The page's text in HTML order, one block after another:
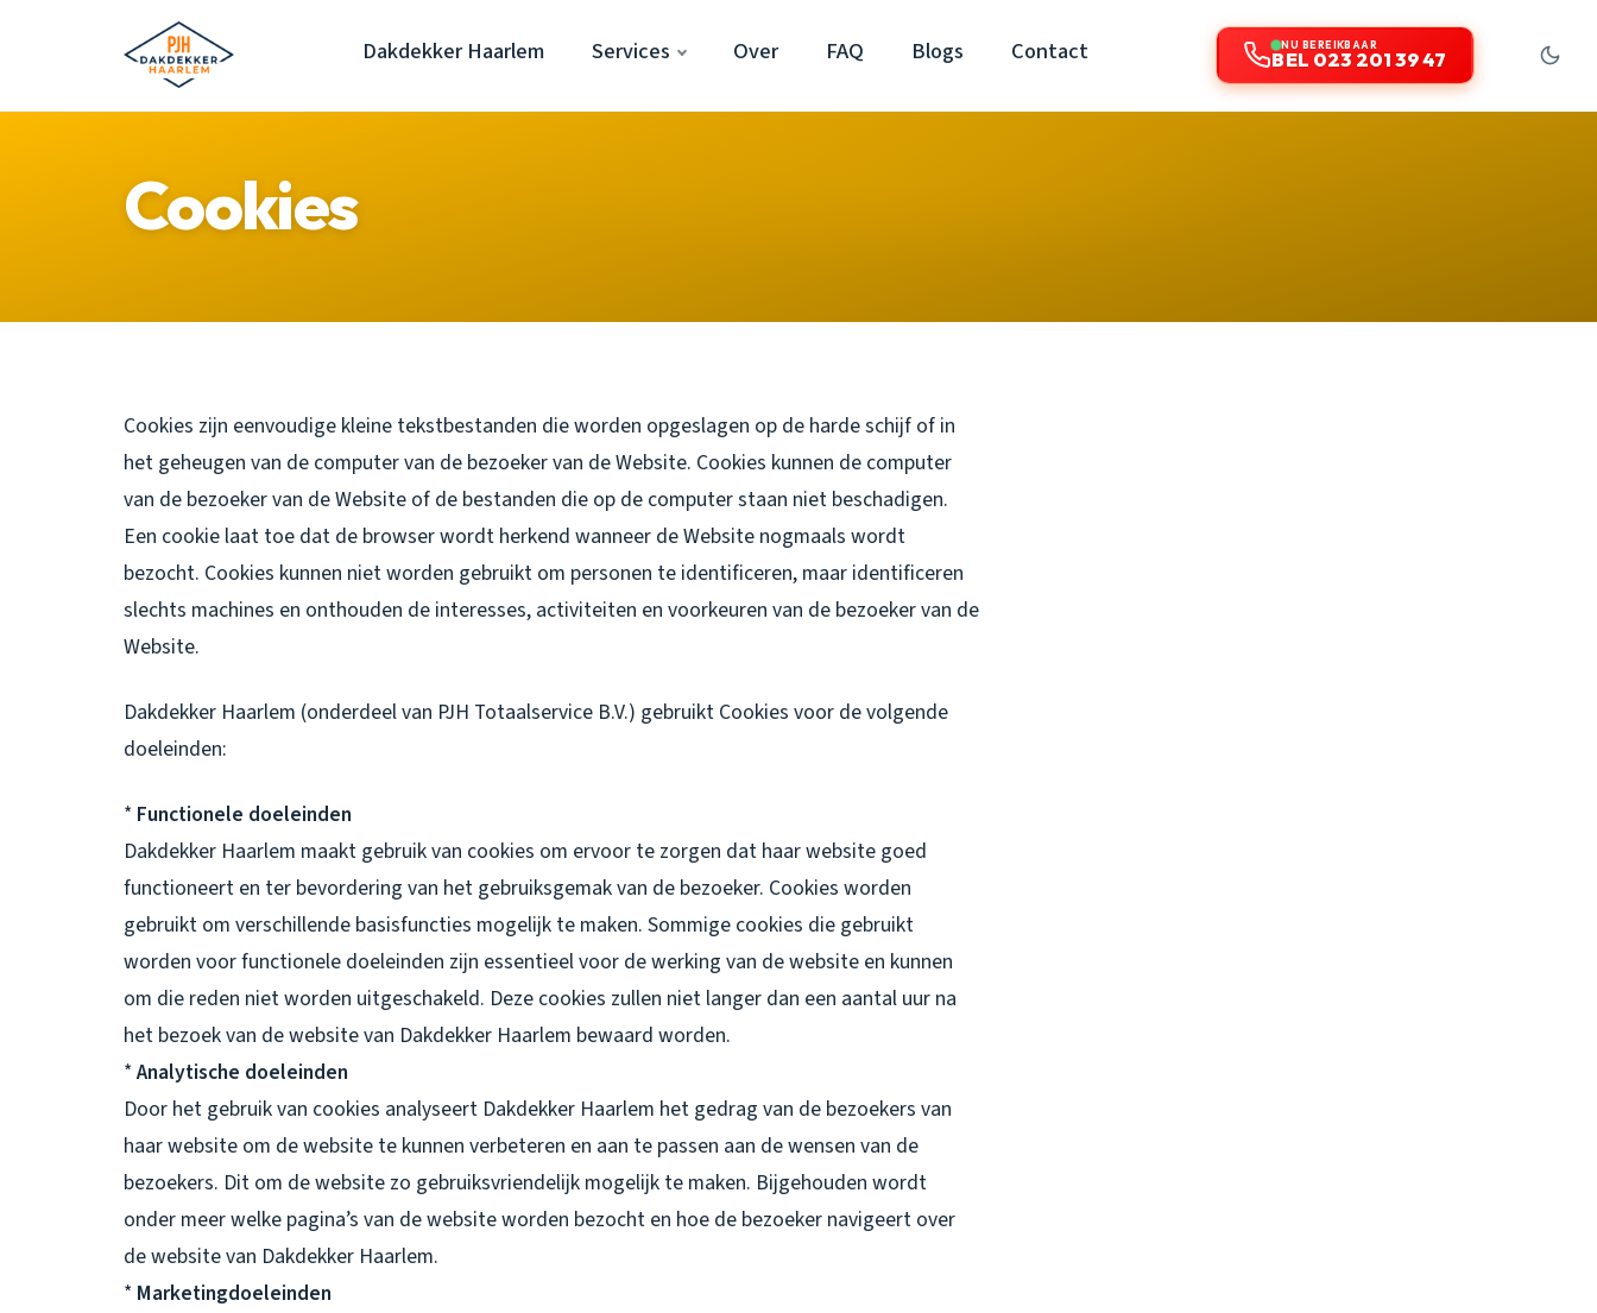
Dakdekker Haarlem Services Over FAQ Blogs Contact NU BEREIKBAAR
BEL 023 201 39 47
Cookies
Cookies zijn eenvoudige kleine tekstbestanden die worden opgeslagen op de harde schijf of in
het geheugen van de computer van de bezoeker van de Website. Cookies kunnen de computer
van de bezoeker van de Website of de bestanden die op de computer staan niet beschadigen.
Een cookie laat toe dat de browser wordt herkend wanneer de Website nogmaals wordt
bezocht. Cookies kunnen niet worden gebruikt om personen te identificeren, maar identificeren
slechts machines en onthouden de interesses, activiteiten en voorkeuren van de bezoeker van de
Website.
Dakdekker Haarlem (onderdeel van PJH Totaalservice B.V.) gebruikt Cookies voor de volgende
doeleinden:
* Functionele doeleinden
Dakdekker Haarlem maakt gebruik van cookies om ervoor te zorgen dat haar website goed
functioneert en ter bevordering van het gebruiksgemak van de bezoeker. Cookies worden
gebruikt om verschillende basisfuncties mogelijk te maken. Sommige cookies die gebruikt
worden voor functionele doeleinden zijn essentieel voor de werking van de website en kunnen
om die reden niet worden uitgeschakeld. Deze cookies zullen niet langer dan een aantal uur na
het bezoek van de website van Dakdekker Haarlem bewaard worden.
*Analytische doeleinden
Door het gebruik van cookies analyseert Dakdekker Haarlem het gedrag van de bezoekers van
haar website om de website te kunnen verbeteren en aan te passen aan de wensen van de
bezoekers. Dit om de website zo gebruiksvriendelijk mogelijk te maken. Bijgehouden wordt
onder meer welke pagina’s van de website worden bezocht en hoe de bezoeker navigeert over
de website van Dakdekker Haarlem.
* Marketingdoeleinden